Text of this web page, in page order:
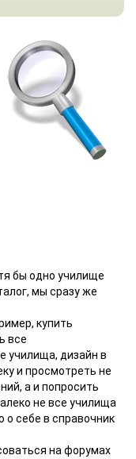
бы одно училище
мы сразу же
купить
все
училища, дизайн в
и просмотреть не
а и попросить
не все училища
себе в справочник
на форумах